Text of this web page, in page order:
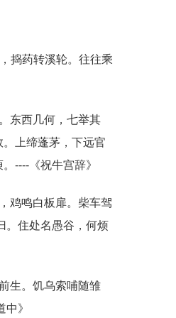
捣药转溪轮。往往乘
东西几何，七举其
上缔蓬茅，下远官
----《祝牛宫辞》
鸡鸣白板扉。柴车驾
。住处名愚谷，何烦
生。饥乌索哺随雏
》